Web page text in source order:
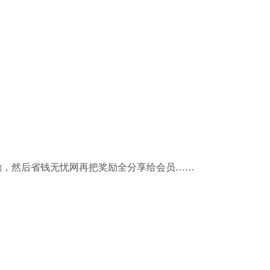
，然后省钱无忧网再把奖励全分享给会员……